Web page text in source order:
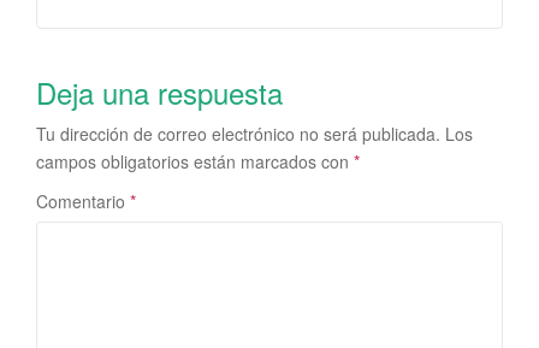
Deja una respuesta
Tu dirección de correo electrónico no será publicada. Los
campos obligatorios están marcados con *
Comentario *